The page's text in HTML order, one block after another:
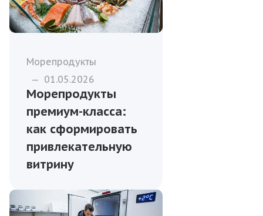
Морепродукты
— 01.05.2026
Морепродукты
премиум-класса:
как сформировать
привлекательную
витрину